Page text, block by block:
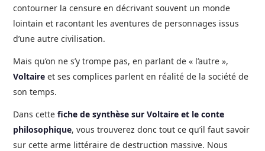
contourner la censure en décrivant souvent un monde
lointain et racontant les aventures de personnages issus
d’une autre civilisation.
Mais qu’on ne s’y trompe pas, en parlant de « l’autre »,
Voltaire et ses complices parlent en réalité de la société de
son temps.
Dans cettefiche de synthèse sur Voltaire et le conte
philosophique, vous trouverez donc tout ce qu’il faut savoir
sur cette arme littéraire de destruction massive. Nous